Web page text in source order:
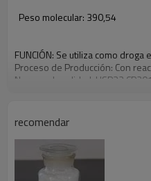
Peso molecular: 390,54
FUNCIÓN: Se utiliza como droga
Proceso de Producción: Con
Normas de calidad: USP32
recomendar